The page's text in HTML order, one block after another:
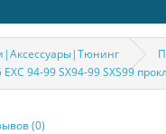
EXC 94-99 SX94-99 SXS99
(0)